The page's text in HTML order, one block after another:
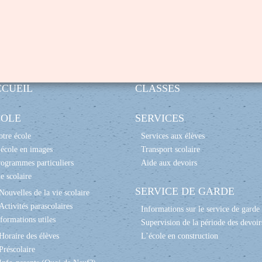
école
en images
particuliers
scolaire
de la vie scolaire
Activités parascolaires
utiles
des élèves
CLASSES
SERVICES
Services aux élèves
Transport scolaire
Aide aux devoirs
SERVICE DE GARDE
Informations sur le service de garde
Supervision de la période des
L’école en construction